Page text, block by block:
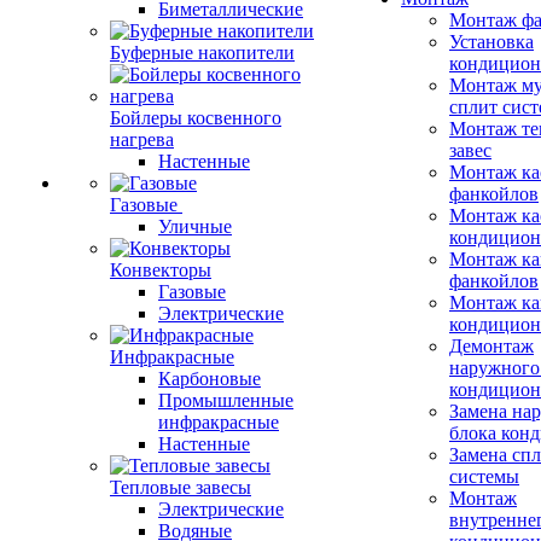
Биметаллические
Буферные накопители
Бойлеры косвенного
нагрева
Настенные
Газовые
Уличные
Конвекторы
Газовые
Электрические
Инфракрасные
Карбоновые
Промышленные
инфракрасные
Настенные
Тепловые завесы
Электрические
Водяные
Монтаж
Установка
Монтаж
сплит
Монтаж
завес
Монтаж
фанкойлов
Монтаж
Монтаж
фанкойлов
Монтаж
Демонтаж
Замена
блока
Замена
системы
Монтаж